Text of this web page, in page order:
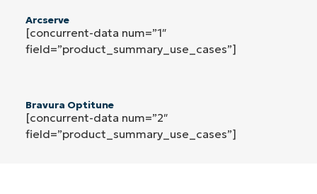
Arcserve
[concurrent-data num=”1″
field=”product_summary_use_cases”]
Bravura Optitune
[concurrent-data num=”2″
field=”product_summary_use_cases”]